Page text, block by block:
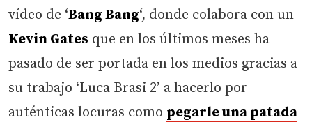
vídeo de ‘Bang Bang‘, donde colabora con un
Kevin Gates que en los últimos meses ha
pasado de ser portada en los medios gracias a
su trabajo ‘Luca Brasi 2’ a hacerlo por
auténticas locuras como pegarle una patada